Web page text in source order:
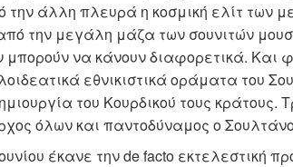
άλλη πλευρά η κοσμική ελίτ των
την μεγάλη μάζα των σουνιτών
μπορούν να κάνουν διαφορετικά. Και
εθνικιστικά οράματα του
του Κουρδικού τους κράτους.
όλων και παντοδύναμος ο
έκανε την de facto εκτελεστική